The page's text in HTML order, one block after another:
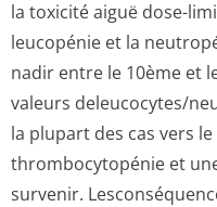
la toxicité aiguë dose-
leucopénie et la
nadir entre le 10ème et
valeurs deleucocytes/
la plupart des cas vers
thrombocytopénie et
survenir.